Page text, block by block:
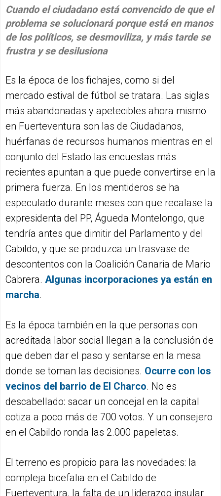
Cuando el ciudadano está convencido de que el
problema se solucionará porque está en manos
de los políticos, se desmoviliza, y más tarde se
frustra y se desilusiona
Es la época de los fichajes, como si del
mercado estival de fútbol se tratara. Las siglas
más abandonadas y apetecibles ahora mismo
en Fuerteventura son las de Ciudadanos,
huérfanas de recursos humanos mientras en el
conjunto del Estado las encuestas más
recientes apuntan a que puede convertirse en la
primera fuerza. En los mentideros se ha
especulado durante meses con que recalase la
expresidenta del PP, Águeda Montelongo, que
tendría antes que dimitir del Parlamento y del
Cabildo, y que se produzca un trasvase de
descontentos con la Coalición Canaria de Mario
Cabrera. Algunas incorporaciones ya están en
marcha.
Es la época también en la que personas con
acreditada labor social llegan a la conclusión de
que deben dar el paso y sentarse en la mesa
donde se toman las decisiones. Ocurre con los
vecinos del barrio de El Charco. No es
descabellado: sacar un concejal en la capital
cotiza a poco más de 700 votos. Y un consejero
en el Cabildo ronda las 2.000 papeletas.
El terreno es propicio para las novedades: la
compleja bicefalia en el Cabildo de
Fuerteventura, la falta de un liderazgo insular